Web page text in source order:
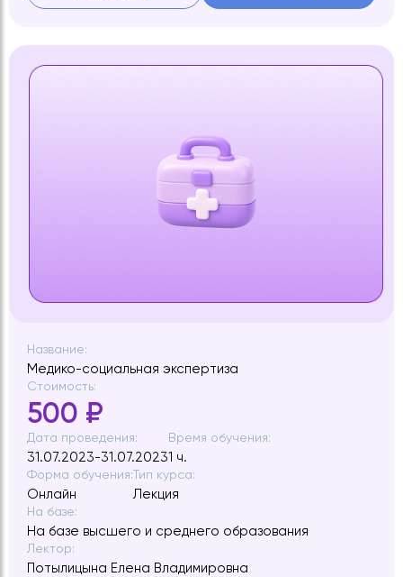
Название:
Медико-социальная экспертиза
Стоимость:
500 ₽
Дата проведения:
31.07.2023-31.07.2023
Время обучения:
1 ч.
Форма обучения:
Онлайн
Тип курса:
Лекция
На базе:
На базе высшего и среднего образования
Лектор:
Потылицына Елена Владимировна